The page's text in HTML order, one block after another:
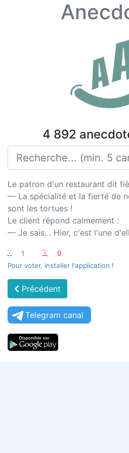
4 892
Le patron d'un restaurant dit
— La spécialité et la fierté de
sont les tortues !
Le client répond calmement :
— Je sais… Hier, c'est l'une
:-) 1 :-(
0
Pour voter, installer l'application !
Précédent
Telegram canal